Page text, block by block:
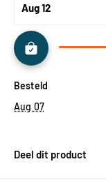
Aug 12
Besteld
Aug 07
Deel dit product